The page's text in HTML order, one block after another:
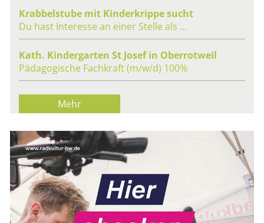
Krab­bel­stu­be mit Kin­der­krip­pe sucht
Du hast In­ter­es­se an einer Stel­le als ...
Kath. Kin­der­gar­ten St Josef in Ober­rot­weil
Päd­ago­gi­sche Fach­kraft (m/w/d) 100%
Mehr